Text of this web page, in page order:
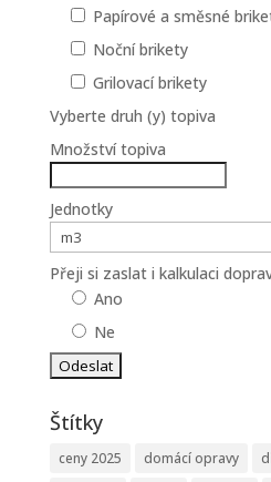
Papírové a směsné
Noční brikety
Grilovací brikety
Vyberte druh (y) topiva
Množství topiva
Jednotky
Přeji si zaslat i kalkulaci
Ano
Ne
Štítky
ceny 2025 domácí opravy